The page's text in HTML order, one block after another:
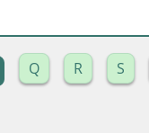
Q R S